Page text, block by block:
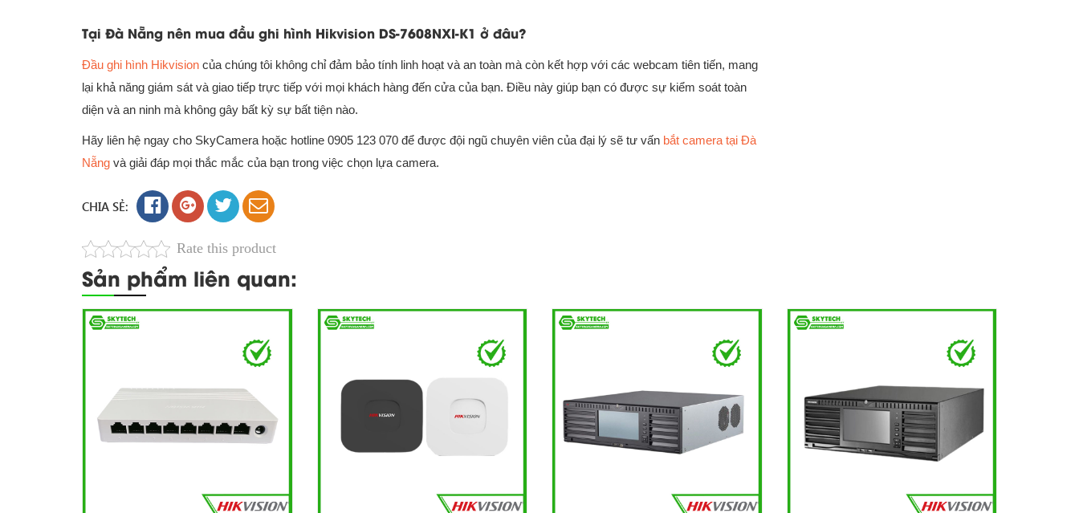
Tại Đà Nẵng nên mua đầu ghi hình Hikvision DS-7608NXI-K1 ở đâu?
Đầu ghi hình Hikvision của chúng tôi không chỉ đảm bảo tính linh hoạt và an toàn mà còn kết hợp với các webcam tiên tiến, mang
lại khả năng giám sát và giao tiếp trực tiếp với mọi khách hàng đến cửa của bạn. Điều này giúp bạn có được sự kiểm soát toàn
diện và an ninh mà không gây bất kỳ sự bất tiện nào.
Hãy liên hệ ngay cho SkyCamera hoặc hotline 0905 123 070 để được đội ngũ chuyên viên của đại lý sẽ tư vấn bắt camera tại Đà
Nẵng và giải đáp mọi thắc mắc của bạn trong việc chọn lựa camera.
CHIA SẺ:
Rate this product
Sản phẩm liên quan: